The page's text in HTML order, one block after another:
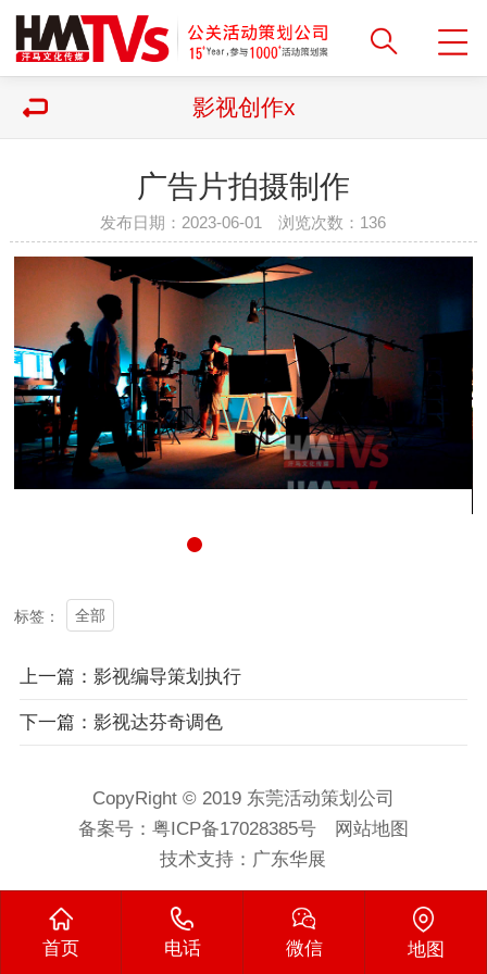
影视创作x
广告片拍摄制作
发布日期：2023-06-01 浏览次数： 136
标签： 全部
上一篇：影视编导策划执行
下一篇：影视达芬奇调色
CopyRight © 2019 东莞活动策划公司
备案号： 粤ICP备17028385号
网站地图
技术支持： 广东华展
首页 电话 微信 地图